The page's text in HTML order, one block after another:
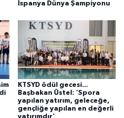
İspanya Dünya Şampiyonu
KTSYD ödül gecesi...
Başbakan Üstel: 'Spora
yapılan yatırım, geleceğe,
gençliğe yapılan en değerli